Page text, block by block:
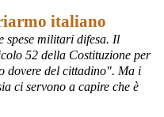
Imprese e del Made in Italy,
italiano
spese militari difesa. Il
52 della Costituzione per
dovere del cittadino". Ma i
ci servono a capire che è